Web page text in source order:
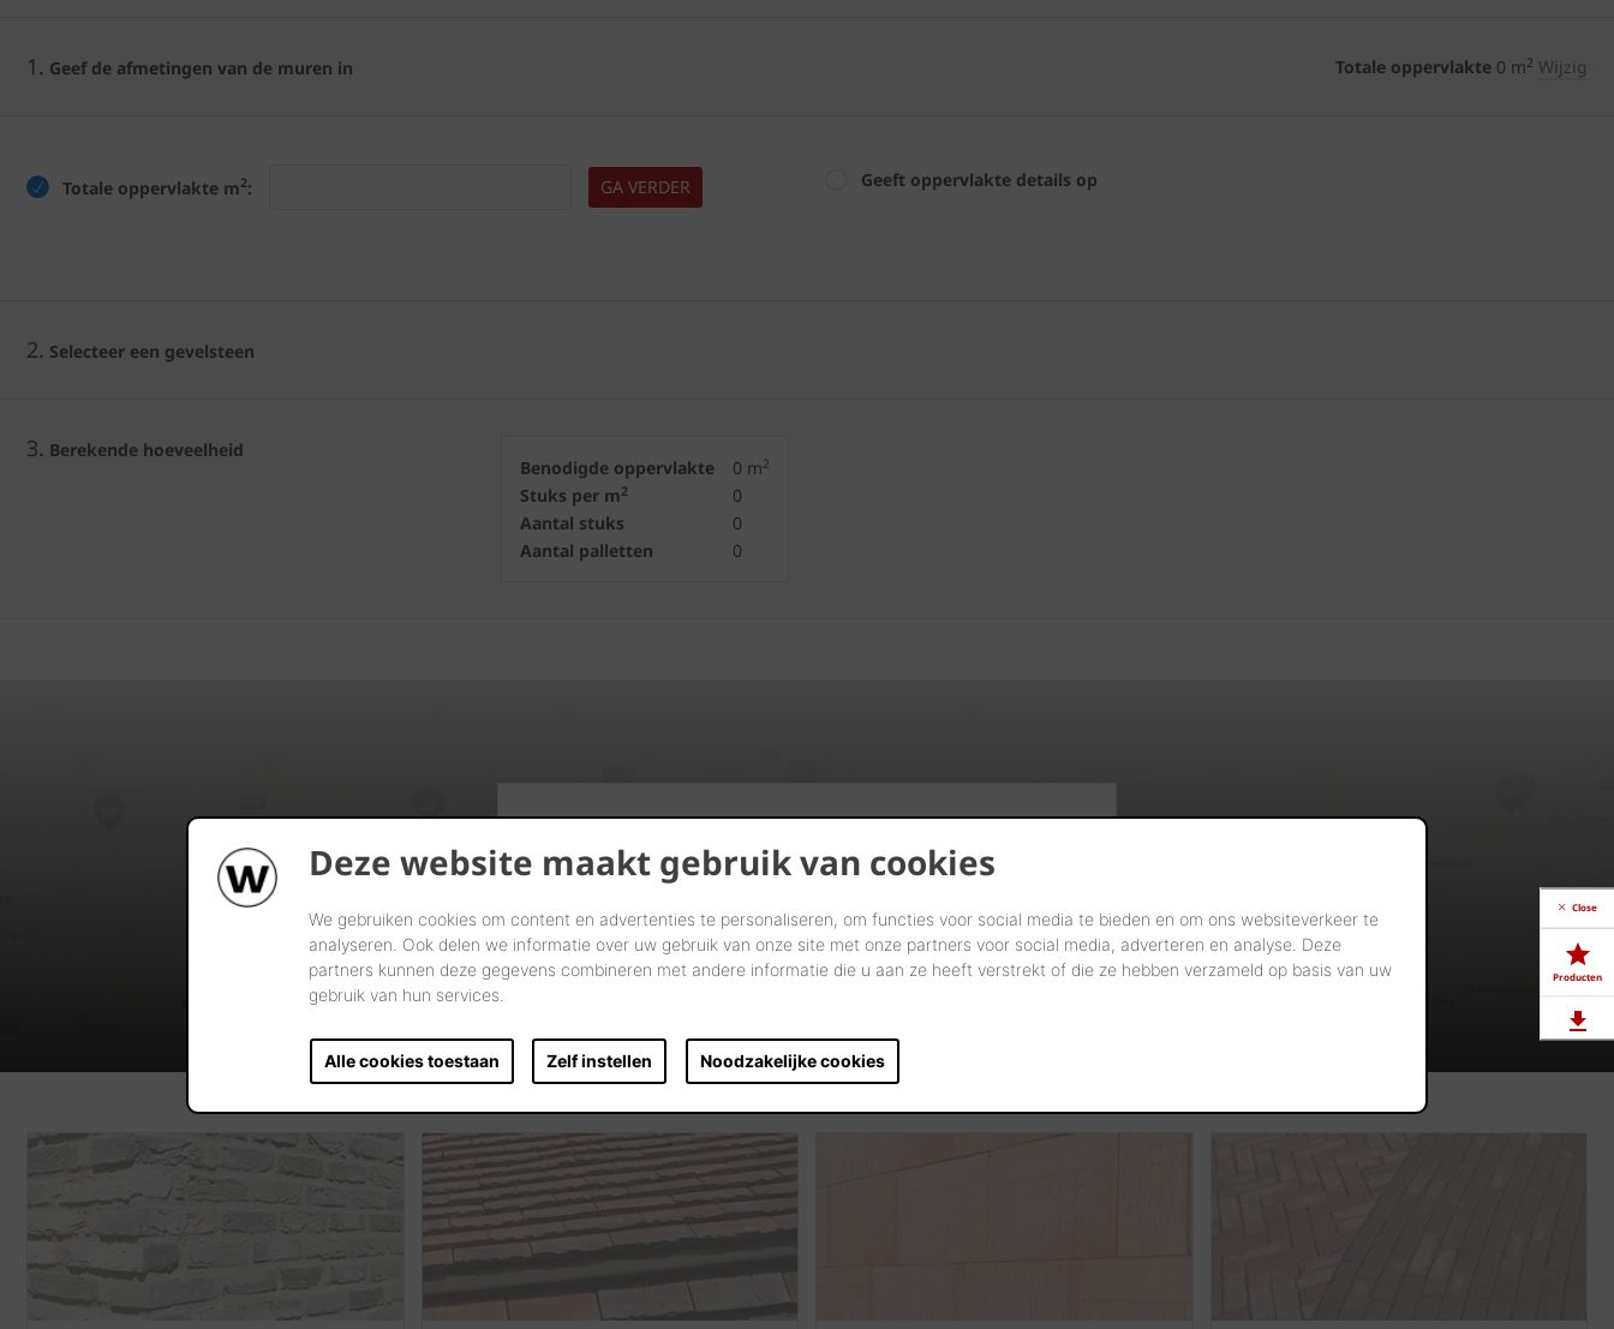
Deze website maakt gebruik van cookies
We gebruiken cookies om content en advertenties te personaliseren, om functies voor social media te bieden en om ons websiteverkeer te
analyseren. Ook delen we informatie over uw gebruik van onze site met onze partners voor social media, adverteren en analyse. Deze
partners kunnen deze gegevens combineren met andere informatie die u aan ze heeft verstrekt of die ze hebben verzameld op basis van uw
gebruik van hun services.
Alle cookies toestaan Zelf instellen Noodzakelijke cookies
1. Geef de afmetingen van de muren in Totale oppervlakte 0 m2 Wijzig
Totale oppervlakte m2: GA VERDER Geeft oppervlakte details op
2. Selecteer een gevelsteen
3. Berekende hoeveelheid
Benodigde oppervlakte 0 m2
Stuks per m2
0
Aantal stuks
0
Aantal palletten
0
Vind verdelers in uw buurt
START UW ZOEKTOCHT Close
Producten